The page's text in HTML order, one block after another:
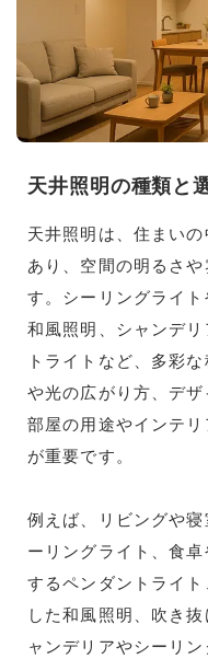
天井照明の種類と
天井照明は、住まい
あり、空間の明るさ
す。シーリングライト
和風照明、シャンデ
トライトなど、多彩
や光の広がり方、デザ
部屋の用途やインテ
が重要です。
例えば、リビングや
ーリングライト、食
するペンダントライ
した和風照明、吹き
ャンデリアやシーリ